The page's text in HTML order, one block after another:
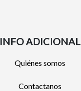
INFO ADICIONAL
Quiénes somos
Contactanos